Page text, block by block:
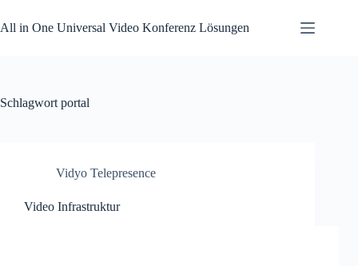
Inhalt
springen
All in One Universal Video Konferenz Lösungen
Schlagwort portal
Vidyo Telepresence
Video Infrastruktur